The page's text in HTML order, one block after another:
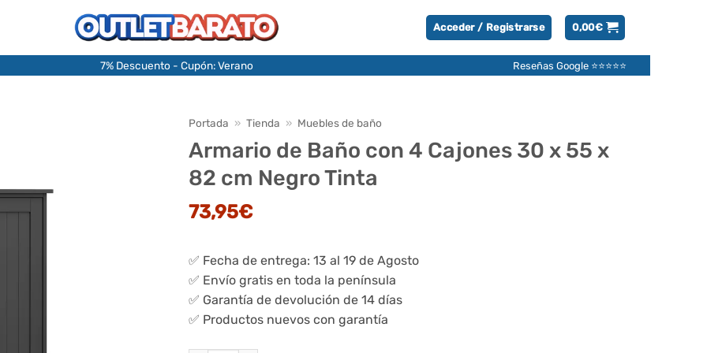
Acceder / Registrarse 0,00€
7% Descuento - Cupón: Verano Reseñas Google ⭐⭐⭐⭐⭐
Portada » Tienda » Muebles de baño
Armario de Baño con 4 Cajones 30 x 55 x
82 cm Negro Tinta
73,95€
✅ Fecha de entrega: 13 al 19 de Agosto
✅ Envío gratis en toda la península
✅ Garantía de devolución de 14 días
✅ Productos nuevos con garantía